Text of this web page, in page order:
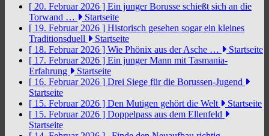
[ 20. Februar 2026 ] Ein junger Borusse schießt sich an die
Torwand …
Startseite
[ 19. Februar 2026 ] Historisch gesehen sogar ein kleines
Traditionsduell
Startseite
[ 18. Februar 2026 ] Wie Phönix aus der Asche …
Startseite
[ 17. Februar 2026 ] Ein junger Mann mit Tasmania-
Erfahrung
Startseite
[ 16. Februar 2026 ] Drei Siege für die Borussen-Jugend
Startseite
[ 15. Februar 2026 ] Den Mutigen gehört die Welt
Startseite
[ 15. Februar 2026 ] Doppelpass aus dem Ellenfeld
Startseite